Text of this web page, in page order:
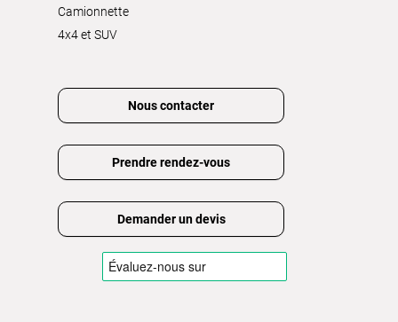
Camionnette
4x4 et SUV
Nous contacter
Prendre rendez-vous
Demander un devis